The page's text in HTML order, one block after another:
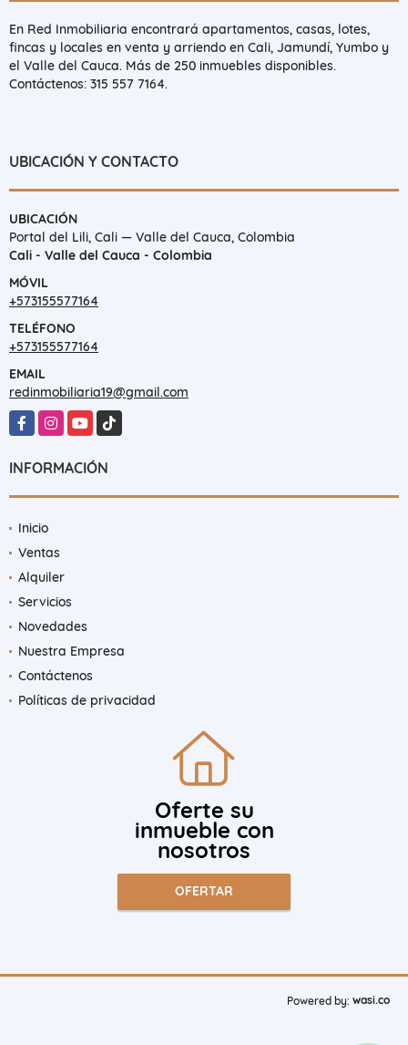
En Red Inmobiliaria encontrará apartamentos, casas, lotes,
fincas y locales en venta y arriendo en Cali, Jamundí, Yumbo y
el Valle del Cauca. Más de 250 inmuebles disponibles.
Contáctenos: 315 557 7164.
UBICACIÓN Y CONTACTO
UBICACIÓN
Portal del Lili, Cali — Valle del Cauca, Colombia
Cali - Valle del Cauca - Colombia
MÓVIL
+573155577164
TELÉFONO
+573155577164
EMAIL
redinmobiliaria19@gmail.com
FacebookInstagramYouTubeTikTok
INFORMACIÓN
Inicio
Ventas
Alquiler
Servicios
Novedades
Nuestra Empresa
Contáctenos
Políticas de privacidad
Oferte su
inmueble con
nosotros
OFERTAR
Powered by: wasi.co